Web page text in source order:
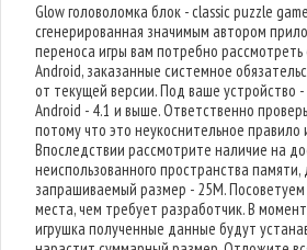
Glow головоломка блок - classic puzzle
сгенерированная значимым автором
переноса игры вам потребно
Android, заказанные системное
от текущей версии. Под ваше устройство
Android - 4.1 и выше. Ответственно
потому что это неукоснительное
Впоследствии рассмотрите наличие на
неиспользованного пространства памяти,
запрашиваемый размер - 25M.
места, чем требует разработчик. В
игрушка полученные данные будут